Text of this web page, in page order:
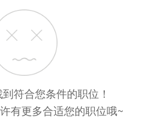
符合您条件的职位！
有更多合适您的职位哦~